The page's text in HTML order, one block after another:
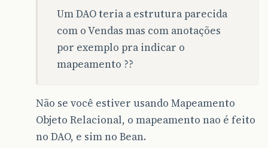
Um DAO teria a estrutura parecida
com o Vendas mas com anotações
por exemplo pra indicar o
mapeamento ??
Não se você estiver usando Mapeamento
Objeto Relacional, o mapeamento nao é feito
no DAO, e sim no Bean.